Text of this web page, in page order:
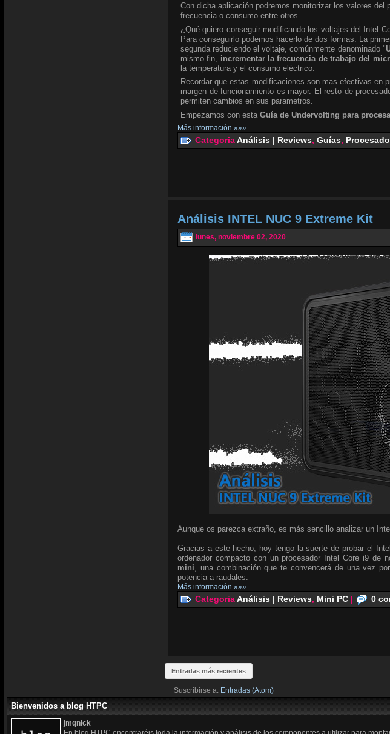
Con dicha aplicación podremos monitorizar los valores
frecuencia o consumo entre otros.
¿Qué quiero conseguir modificando los voltajes del Intel
Para conseguirlo podemos hacerlo de dos formas: La
segunda reduciendo el voltaje, comúnmente denominado "
mismo fin, incrementar la frecuencia de trabajo del
la temperatura y el consumo eléctrico.
Recordar que estas modificaciones son mas efectivas en
margen de funcionamiento es mayor. El resto de
permiten cambios en sus parametros.
Empezamos con esta Guía de Undervolting para
Más información »»»
CategoriaAnálisis | Reviews, Guías,
Análisis INTEL NUC 9 Extreme Kit
lunes, noviembre 02, 2020
Aunque os parezca extraño, es más sencillo analizar un
Gracias a este hecho, hoy tengo la suerte de probar el
ordenador compacto con un procesador Intel Core i9 de
mini, una combinación que te convencerá de una vez
potencia a raudales.
Más información »»»
CategoriaAnálisis | Reviews, Mini PC | 0
Entradas más recientes
Suscribirse a: Entradas (Atom)
Bienvenidos a blog HTPC
jmqnick